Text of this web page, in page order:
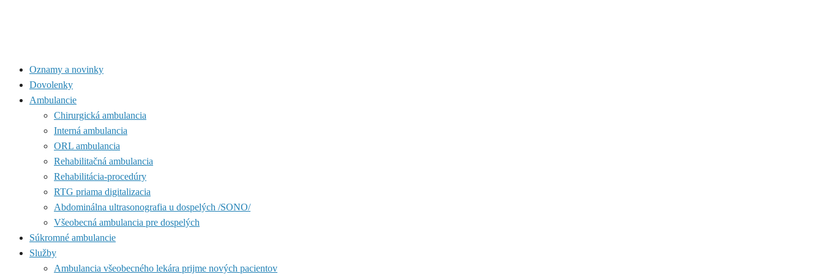
Oznamy a novinky
Dovolenky
Ambulancie
Chirurgická ambulancia
Interná ambulancia
ORL ambulancia
Rehabilitačná ambulancia
Rehabilitácia-procedúry
RTG priama digitalizacia
Abdominálna ultrasonografia u dospelých /SONO/
Všeobecná ambulancia pre dospelých
Súkromné ambulancie
Služby
Ambulancia všeobecného lekára prijme nových pacientov